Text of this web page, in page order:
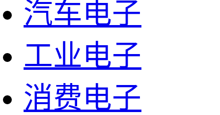
汽车电子
工业电子
消费电子